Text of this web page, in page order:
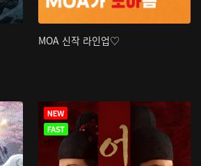
MOA 신작 라인업♡